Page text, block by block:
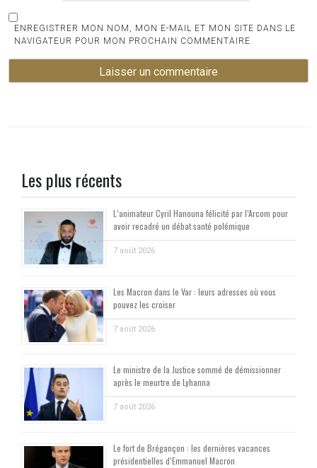
ENREGISTRER MON NOM, MON E-MAIL ET MON SITE DANS LE
NAVIGATEUR POUR MON PROCHAIN COMMENTAIRE.
Les plus récents
L’animateur Cyril Hanouna félicité par l’Arcom pour
avoir recadré un débat santé polémique
7 août 2026
Les Macron dans le Var : leurs adresses où vous
pouvez les croiser
7 août 2026
Le ministre de la Justice sommé de démissionner
après le meurtre de Lyhanna
7 août 2026
Le fort de Brégançon : les dernières vacances
présidentielles d’Emmanuel Macron